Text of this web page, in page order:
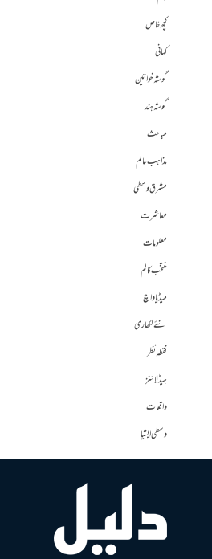
کچھ خاص
کہانی
گوشہ خواتین
گوشہ ہند
مباحث
مذاہب عالم
مشرق وسطی
معاشرت
معلومات
منتخب کالم
میڈیا واچ
نئے لکھاری
نقطہ نظر
ہیڈلائنز
واقعات
وسطی ایشیا